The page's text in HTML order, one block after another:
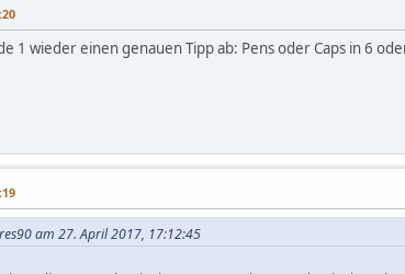
1 wieder einen genauen Tipp ab: Pens oder Caps in 6
am 27. April 2017, 17:12:45